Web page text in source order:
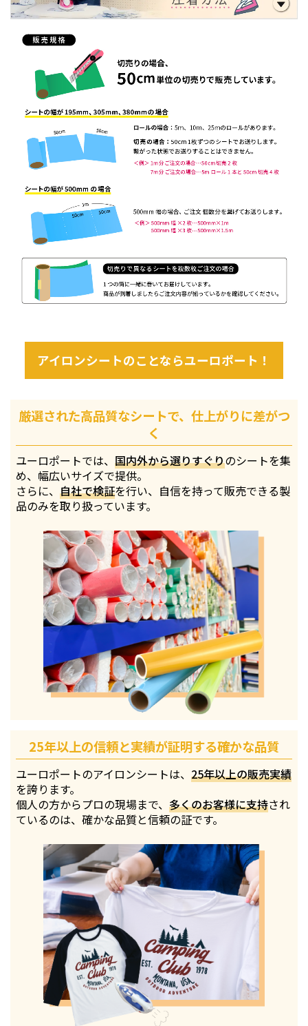
アイロンシートのことならユーロポート！
厳選された高品質なシートで、仕上がりに差がつ
く
ユーロポートでは、国内外から選りすぐりのシートを集
め、幅広いサイズで提供。
さらに、自社で検証を行い、自信を持って販売できる製
品のみを取り扱っています。
25年以上の信頼と実績が証明する確かな品質
ユーロポートのアイロンシートは、25年以上の販売実績
を誇ります。
個人の方からプロの現場まで、多くのお客様に支持され
ているのは、確かな品質と信頼の証です。